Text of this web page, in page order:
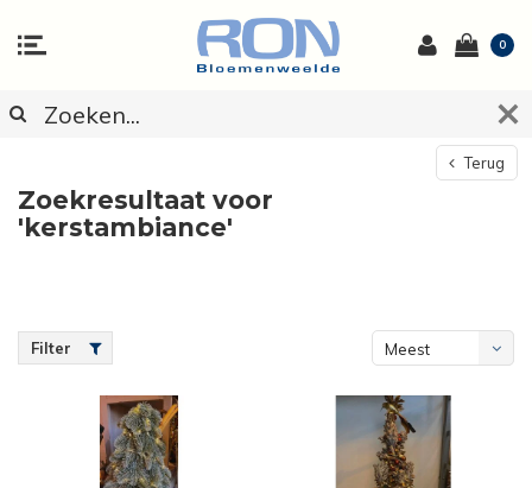
0
Terug
Zoekresultaat voor
'kerstambiance'
Filter
Meest